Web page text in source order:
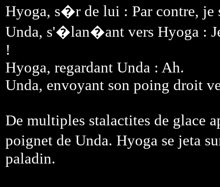
Hyoga, s�r de lui : Par contre, je
Unda, s'�lan�ant vers Hyoga :
!
Hyoga, regardant Unda : Ah.
Unda, envoyant son poing droit
De multiples stalactites de glace
poignet de Unda. Hyoga se jeta
paladin.